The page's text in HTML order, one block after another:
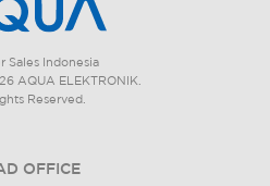
Sales Indonesia
AQUA ELEKTRONIK.
Reserved.
OFFICE